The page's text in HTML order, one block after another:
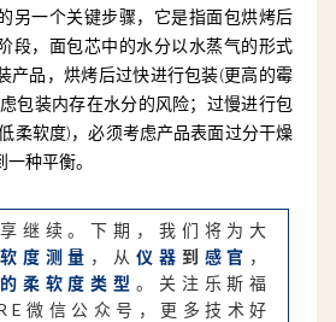
另一个关键步骤，它是指面包烘烤后
段，面包芯中的水分以水蒸气的形式
产品，烘烤后过快进行包装(更高的霉
包装内存在水分的风险；过慢进行包
柔软度)，必须考虑产品表面过分干燥
种平衡。
继续。下期，我们将为大
度测量 ，从 仪器 到 感官 ，
柔软度类型 。关注乐斯福
微信公众号，更多技术好